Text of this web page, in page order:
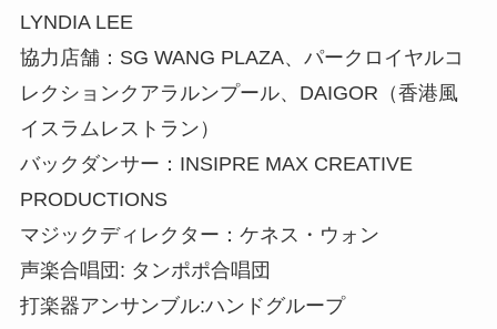
LYNDIA LEE
協力店舗：SG WANG PLAZA、パークロイヤルコ
レクションクアラルンプール、DAIGOR（香港風
イスラムレストラン）
バックダンサー：INSIPRE MAX CREATIVE
PRODUCTIONS
マジックディレクター：ケネス・ウォン
声楽合唱団: タンポポ合唱団
打楽器アンサンブル:ハンドグループ